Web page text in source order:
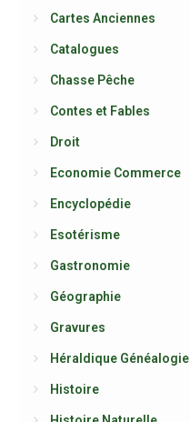
Cartes Anciennes
Catalogues
Chasse Pêche
Contes et Fables
Droit
Economie Commerce
Encyclopédie
Esotérisme
Gastronomie
Géographie
Gravures
Héraldique Généalogie
Histoire